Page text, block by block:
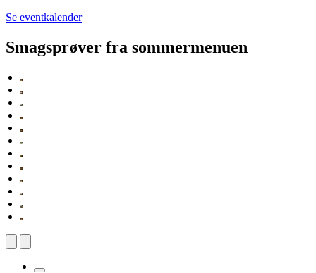
Se eventkalender
Smagsprøver fra sommermenuen